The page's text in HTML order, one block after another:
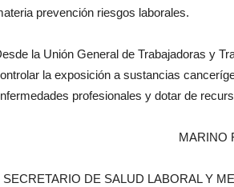
prevención riesgos laborales.
la Unión General de Trabajadoras y
la exposición a sustancias
profesionales y dotar de
MARINO
SECRETARIO DE SALUD LABORAL Y